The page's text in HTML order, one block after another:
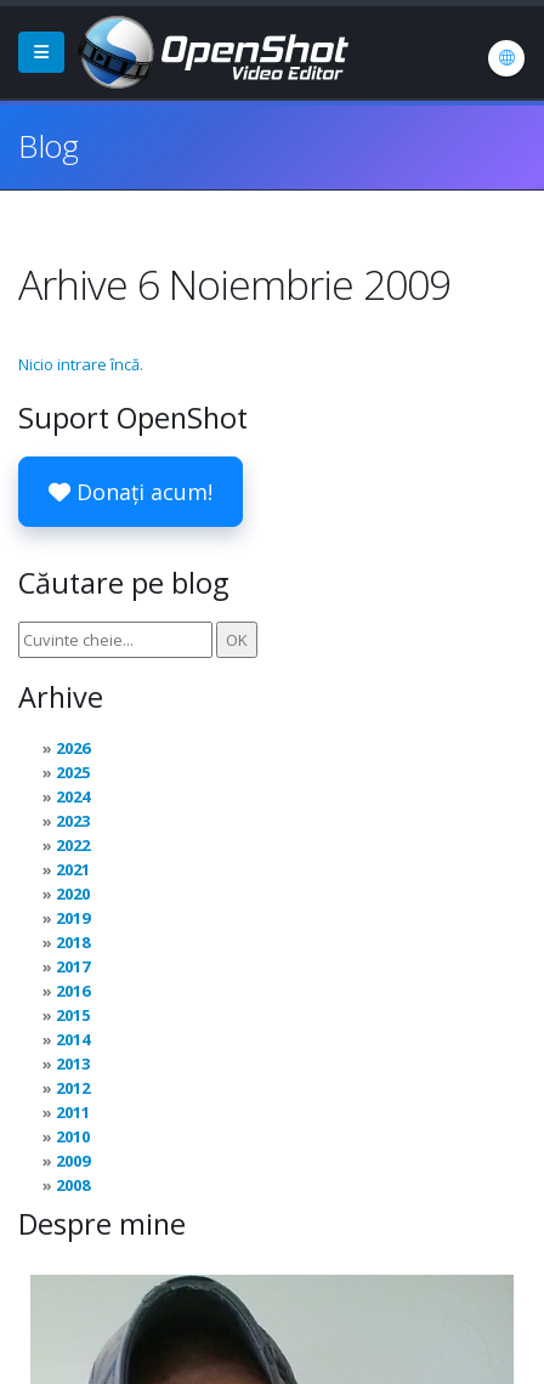
Blog
Arhive 6 Noiembrie 2009
Nicio intrare încă.
Suport OpenShot
Donați acum!
Căutare pe blog
Arhive
2026
2025
2024
2023
2022
2021
2020
2019
2018
2017
2016
2015
2014
2013
2012
2011
2010
2009
2008
Despre mine